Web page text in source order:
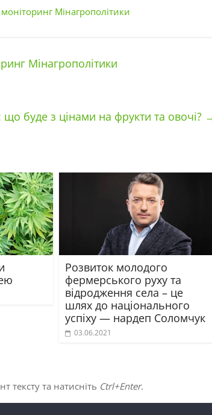
Мінагрополітики
Мінагрополітики
буде з цінами на фрукти та овочі?
Розвиток молодого
фермерського руху та
відродження села – це
шлях до національного
успіху — нардеп Соломчук
03.06.2021
тексту та натисніть Ctrl+Enter.